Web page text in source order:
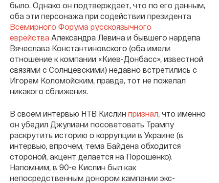
было. Однако он подтверждает, что по его данным,
оба эти персонажа при содействии президента
Всемирного Форума русскоязычного
еврейства Александра Левина и бывшего нардепа
Вячеслава Константиновского (оба имели
отношение к компании «Киев-Донбасс», известной
связями с Солнцевскими) недавно встретились с
Игорем Коломойским, правда, тот не пожелал
никакого сближения.
В своем интервью НТВ Кислин признал, что именно
он убедил Джулиани посоветовать Трампу
раскрутить историю о коррупции в Украине (в
интервью, впрочем, тема Байдена обходится
стороной, акцент делается на Порошенко).
Напомним, в 90-е Кислин был как
непосредственным донором кампании экс-